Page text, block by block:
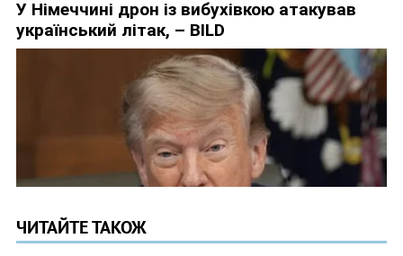
ЧИТАЙТЕ ТАКОЖ